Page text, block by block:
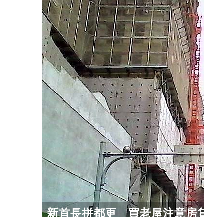
新首長拼都更 買老屋注意房